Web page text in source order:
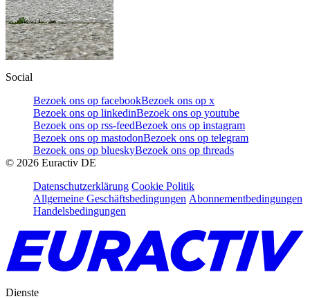
Social
Bezoek ons op facebookBezoek ons op x
Bezoek ons op linkedinBezoek ons op youtube
Bezoek ons op rss-feedBezoek ons op instagram
Bezoek ons op mastodonBezoek ons op telegram
Bezoek ons op blueskyBezoek ons op threads
© 2026 Euractiv DE
Datenschutzerklärung Cookie Politik
Allgemeine Geschäftsbedingungen Abonnementbedingungen
Handelsbedingungen
Dienste